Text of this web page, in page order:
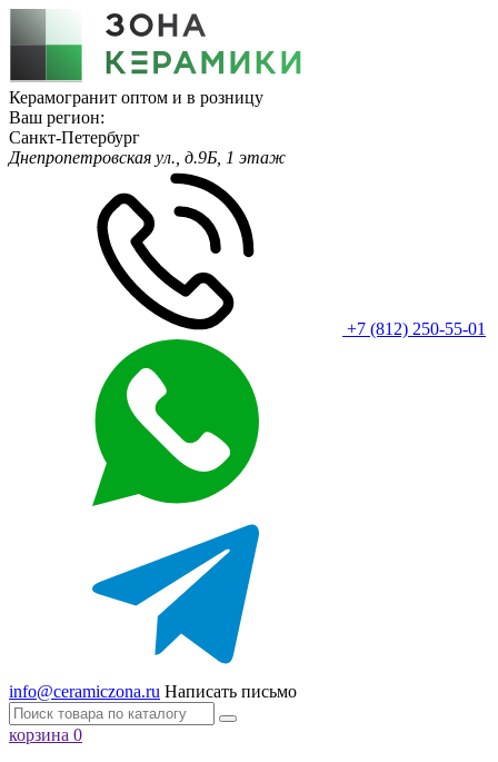
Керамогранит оптом и в розницу
Ваш регион:
Санкт-Петербург
Днепропетровская ул., д.9Б, 1 этаж
+7 (812) 250-55-01
info@ceramiczona.ru Написать письмо
корзина 0